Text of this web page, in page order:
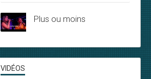
Plus ou moins
VIDÉOS